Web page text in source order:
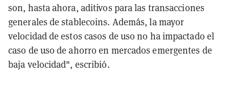
son, hasta ahora, aditivos para las transacciones
generales de stablecoins. Además, la mayor
velocidad de estos casos de uso no ha impactado el
caso de uso de ahorro en mercados emergentes de
baja velocidad", escribió.